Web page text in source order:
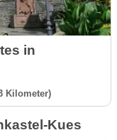
in
Kilometer)
Kues